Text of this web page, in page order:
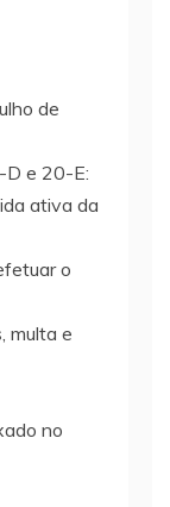
de
e 20-E:
ativa da
o
multa e
no